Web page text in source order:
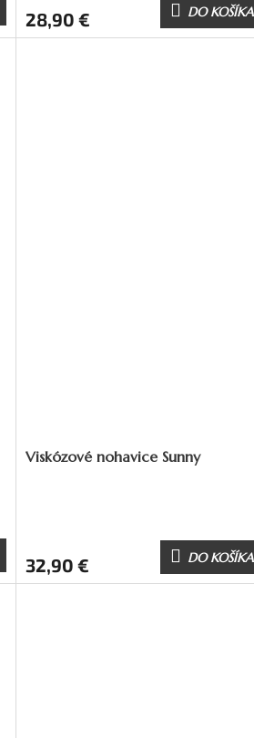
28,90 € DO KOŠÍKA
Viskózové nohavice Sunny
32,90 € DO KOŠÍKA